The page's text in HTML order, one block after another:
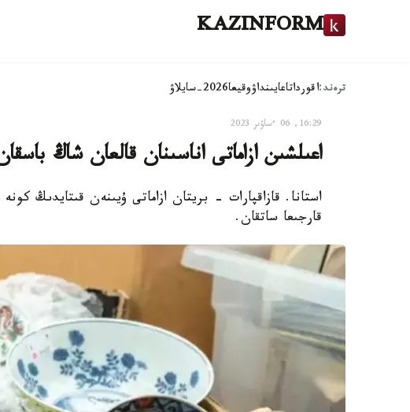
KAZINFORM
ترەند:اقورداتاعايىنداۋوقيعا2026-سايلاۋ
16:29, 06 ءساۋىر 2023
اعىلشىن ازاماتى اناسىنان قالعان شاڭ
استانا. قازاقپارات - بريتان ازاماتى ۇيىنەن قىتايدىڭ
قارجىعا ساتقان.